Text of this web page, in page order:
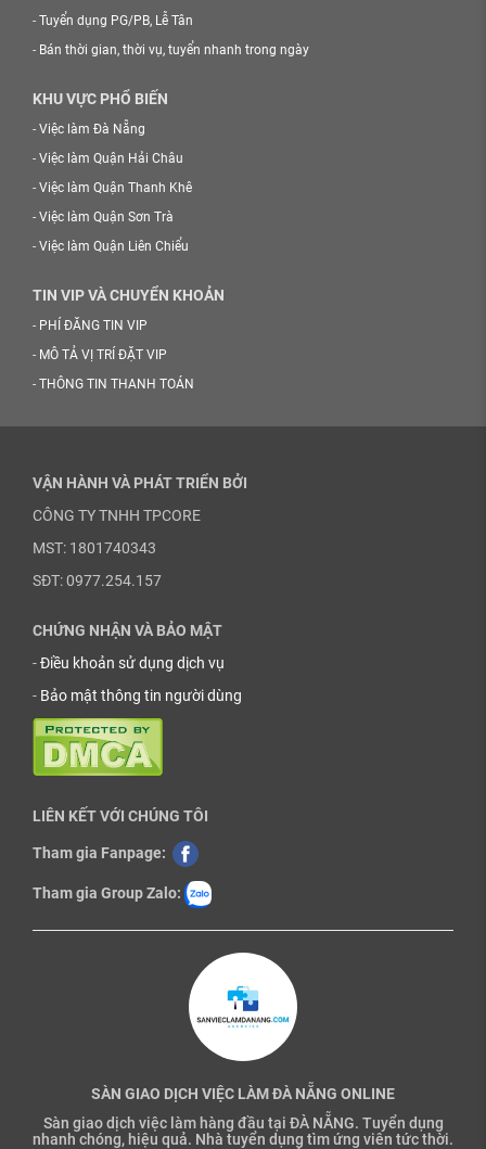
- Tuyển dụng PG/PB, Lễ Tân
- Bán thời gian, thời vụ, tuyển nhanh trong ngày
KHU VỰC PHỔ BIẾN
- Việc làm Đà Nẵng
- Việc làm Quận Hải Châu
- Việc làm Quận Thanh Khê
- Việc làm Quận Sơn Trà
- Việc làm Quận Liên Chiểu
TIN VIP VÀ CHUYỂN KHOẢN
- PHÍ ĐĂNG TIN VIP
- MÔ TẢ VỊ TRÍ ĐẶT VIP
- THÔNG TIN THANH TOÁN
VẬN HÀNH VÀ PHÁT TRIỂN BỞI
CÔNG TY TNHH TPCORE
MST: 1801740343
SĐT: 0977.254.157
CHỨNG NHẬN VÀ BẢO MẬT
-Điều khoản sử dụng dịch vụ
- Bảo mật thông tin người dùng
LIÊN KẾT VỚI CHÚNG TÔI
Tham gia Fanpage:
Tham gia Group Zalo:
SÀN GIAO DỊCH VIỆC LÀM ĐÀ NẴNG ONLINE
Sàn giao dịch việc làm hàng đầu tại ĐÀ NẴNG. Tuyển dụng
nhanh chóng, hiệu quả. Nhà tuyển dụng tìm ứng viên tức thời.